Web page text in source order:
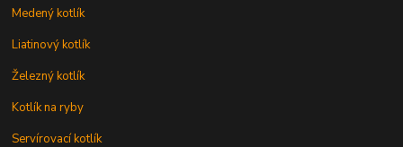
Medený kotlík
Liatinový kotlík
Železný kotlík
Kotlík na ryby
Servírovací kotlík